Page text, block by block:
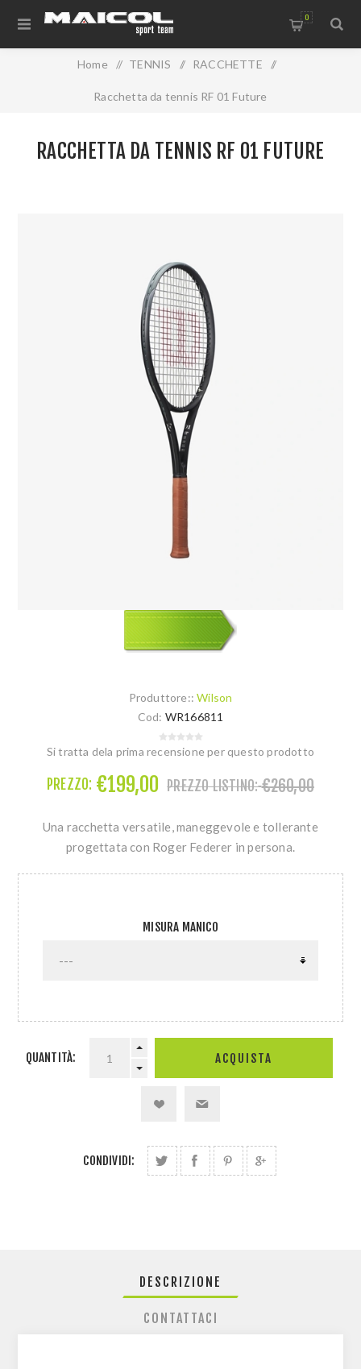
0
Home / TENNIS / RACCHETTE /
Racchetta da tennis RF 01 Future
DISPONIBILE
RACCHETTA DA TENNIS RF 01 FUTURE
Produttore:: Wilson
Cod: WR166811
Si tratta dela prima recensione per questo prodotto
PREZZO: €199,00 PREZZO LISTINO: €260,00
Una racchetta versatile, maneggevole e tollerante
progettata con Roger Federer in persona.
MISURA MANICO
QUANTITÀ:
CONDIVIDI:
DESCRIZIONE
CONTATTACI